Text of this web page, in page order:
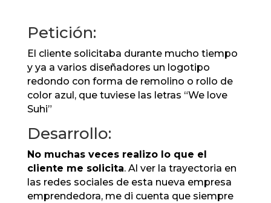
Petición:
El cliente solicitaba durante mucho tiempo
y ya a varios diseñadores un logotipo
redondo con forma de remolino o rollo de
color azul, que tuviese las letras “We love
Suhi”
Desarrollo:
No muchas veces realizo lo que el
cliente me solicita. Al ver la trayectoria en
las redes sociales de esta nueva empresa
emprendedora, me di cuenta que siempre